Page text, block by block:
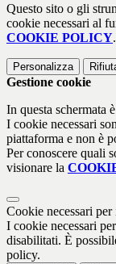
Questo sito o gli
cookie necessari al
COOKIE POLICY.
Personalizza
Gestione cookie
In questa schermata
I cookie necessari
piattaforma e non è
Per conoscere quali
visionare la
Cookie necessari
I cookie necessari
disabilitati. È
policy.